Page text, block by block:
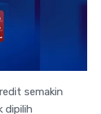
semakin
dipilih